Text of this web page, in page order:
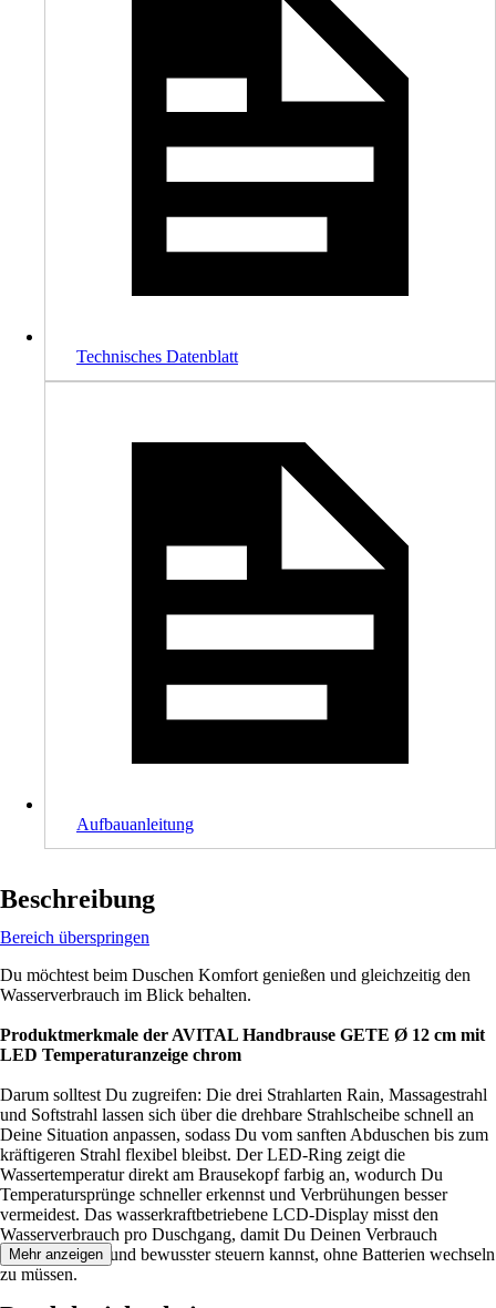
Technisches Datenblatt
Aufbauanleitung
Beschreibung
Bereich überspringen
Du möchtest beim Duschen Komfort genießen und gleichzeitig den
Wasserverbrauch im Blick behalten.
Produktmerkmale der AVITAL Handbrause GETE Ø 12 cm mit
LED Temperaturanzeige chrom
Darum solltest Du zugreifen: Die drei Strahlarten Rain, Massagestrahl
und Softstrahl lassen sich über die drehbare Strahlscheibe schnell an
Deine Situation anpassen, sodass Du vom sanften Abduschen bis zum
kräftigeren Strahl flexibel bleibst. Der LED-Ring zeigt die
Wassertemperatur direkt am Brausekopf farbig an, wodurch Du
Temperatursprünge schneller erkennst und Verbrühungen besser
vermeidest. Das wasserkraftbetriebene LCD-Display misst den
Wasserverbrauch pro Duschgang, damit Du Deinen Verbrauch
nachvollziehen und bewusster steuern kannst, ohne Batterien wechseln
zu müssen.
Mehr anzeigen